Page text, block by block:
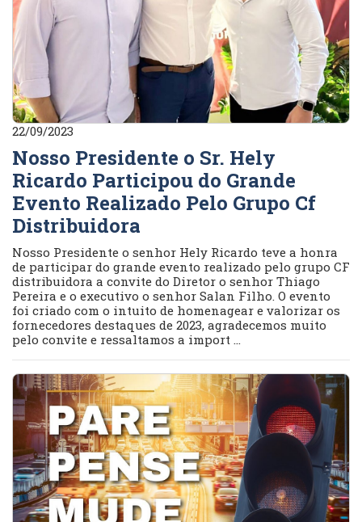
22/09/2023
Nosso Presidente o Sr. Hely
Ricardo Participou do Grande
Evento Realizado Pelo Grupo Cf
Distribuidora
Nosso Presidente o senhor Hely Ricardo teve a honra
de participar do grande evento realizado pelo grupo CF
distribuidora a convite do Diretor o senhor Thiago
Pereira e o executivo o senhor Salan Filho. O evento
foi criado com o intuito de homenagear e valorizar os
fornecedores destaques de 2023, agradecemos muito
pelo convite e ressaltamos a import ...